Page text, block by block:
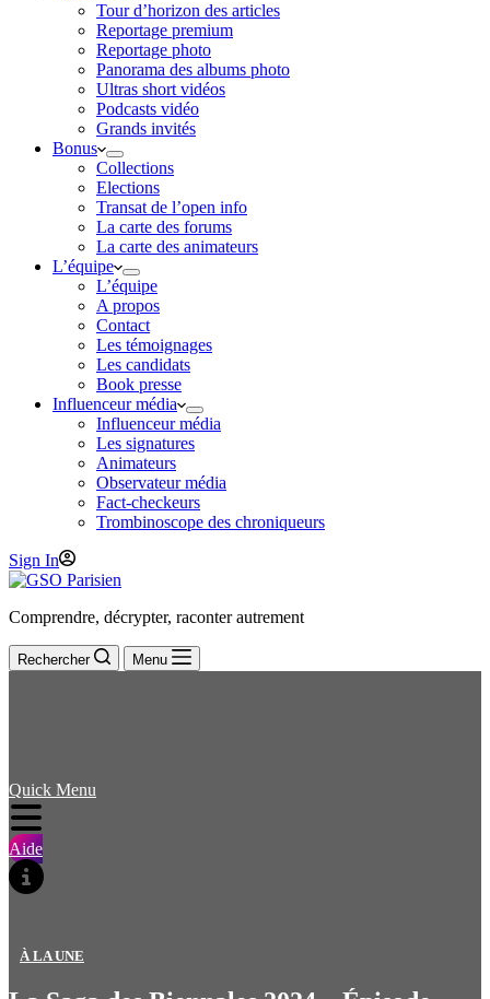
Tour d’horizon des articles
Reportage premium
Reportage photo
Panorama des albums photo
Ultras short vidéos
Podcasts vidéo
Grands invités
Bonus
Collections
Elections
Transat de l’open info
La carte des forums
La carte des animateurs
L’équipe
L’équipe
A propos
Contact
Les témoignages
Les candidats
Book presse
Influenceur média
Influenceur média
Les signatures
Animateurs
Observateur média
Fact-checkeurs
Trombinoscope des chroniqueurs
Sign In
Comprendre, décrypter, raconter autrement
Rechercher Menu
Quick Menu
Aide
À LA UNE